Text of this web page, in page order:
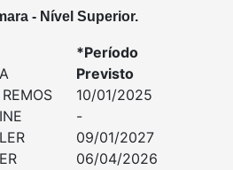
- Nível Superior.
*Período
Previsto
10/01/2025
-
09/01/2027
06/04/2026